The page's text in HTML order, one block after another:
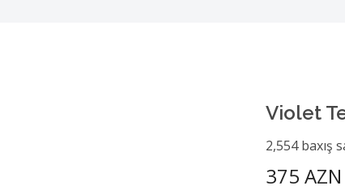
Violet
2,554 baxış
375 AZN